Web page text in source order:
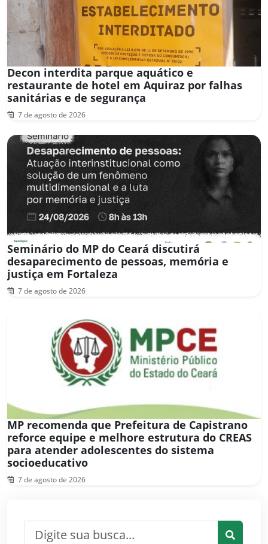
Decon interdita parque aquático e
restaurante de hotel em Aquiraz por falhas
sanitárias e de segurança
7 de agosto de 2026
Seminário do MP do Ceará discutirá
desaparecimento de pessoas, memória e
justiça em Fortaleza
7 de agosto de 2026
MP recomenda que Prefeitura de Capistrano
reforce equipe e melhore estrutura do CREAS
para atender adolescentes do sistema
socioeducativo
7 de agosto de 2026